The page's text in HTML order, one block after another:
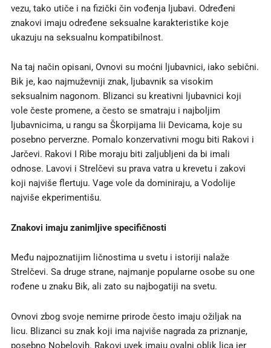
vezu, tako utiče i na fizički čin vođenja ljubavi. Određeni
znakovi imaju određene seksualne karakteristike koje
ukazuju na seksualnu kompatibilnost.
Na taj način opisani, Ovnovi su moćni ljubavnici, iako sebični.
Bik je, kao najmuževniji znak, ljubavnik sa visokim
seksualnim nagonom. Blizanci su kreativni ljubavnici koji
vole česte promene, a često se smatraju i najboljim
ljubavnicima, u rangu sa Škorpijama Iii Devicama, koje su
posebno perverzne. Pomalo konzervativni mogu biti Rakovi i
Jarčevi. Rakovi I Ribe moraju biti zaljubljeni da bi imali
odnose. Lavovi i Strelčevi su prava vatra u krevetu i zakovi
koji najviše flertuju. Vage vole da dominiraju, a Vodolije
najviše ekperimentišu.
Znakovi imaju zanimljive specifičnosti
Među najpoznatijim ličnostima u svetu i istoriji nalaže
Strelčevi. Sa druge strane, najmanje popularne osobe su one
rođene u znaku Bik, ali zato su najbogatiji na svetu.
Ovnovi zbog svoje nemirne prirode često imaju ožiljak na
licu. Blizanci su znak koji ima najviše nagrada za priznanje,
posebno Nobelovih. Rakovi uvek imaju ovalni oblik lica jer